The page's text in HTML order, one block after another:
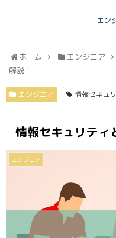
-エン
ホーム エンジニア
解説！
エンジニア 情報セキュ
情報セキュリティ
エンジニア